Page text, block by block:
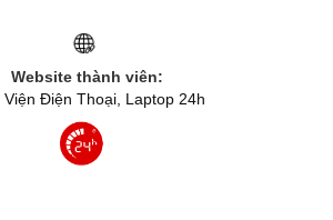
Website thành viên:
Viện Điện Thoại, Laptop 24h